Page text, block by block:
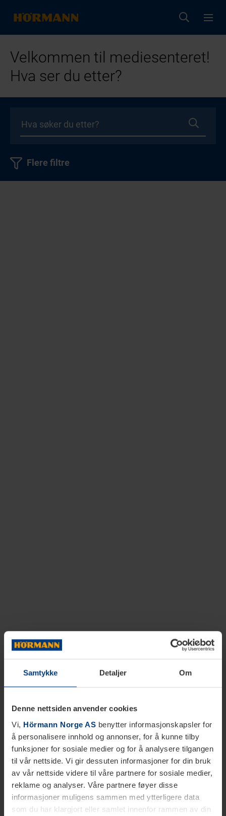
Samtykke Detaljer Om
Denne nettsiden anvender cookies
Vi, Hörmann Norge AS benytter informasjonskapsler for
å personalisere innhold og annonser, for å kunne tilby
funksjoner for sosiale medier og for å analysere tilgangen
til vår nettside. Vi gir dessuten informasjoner for din bruk
av vår nettside videre til våre partnere for sosiale medier,
reklame og analyser. Våre partnere føyer disse
informasjoner muligens sammen med ytterligere data
som du har klargjort eller samlet innenfor rammen av din
Velkommen til mediesenteret!
Hva ser du etter?
Flere filtre